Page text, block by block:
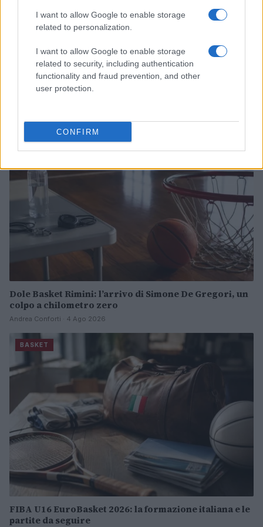
I want to allow Google to enable storage
related to personalization.
I want to allow Google to enable storage
related to security, including authentication
functionality and fraud prevention, and other
user protection.
CONFIRM
Elachem Vigevano ingaggia Isaiah Brickner: la prima
esperienza europea del giovane talento
Dole Basket Rimini: l’arrivo di Simone De Gregori, un
colpo a chilometro zero
Andrea Conforti · 4 Ago 2026
BASKET
FIBA U16 EuroBasket 2026: la formazione italiana e le
partite da seguire